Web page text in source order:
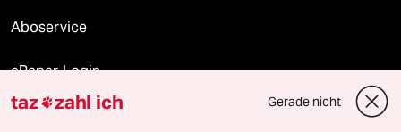
Aboservice
ePaper Login
Downloads für Abonnierende
taz zahl ich Gerade nicht